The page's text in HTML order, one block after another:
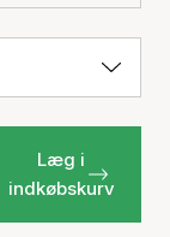
Læg i
indkøbskurv